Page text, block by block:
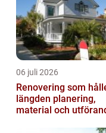
06 juli 2026
Renovering som
längden planering,
material och